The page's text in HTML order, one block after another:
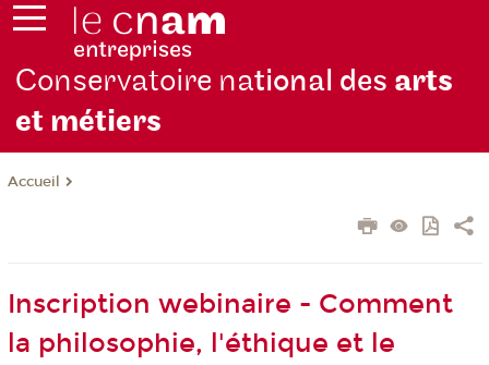
Conservatoire national des arts
et métiers
Accueil
Inscription webinaire - Comment
la philosophie, l'éthique et le